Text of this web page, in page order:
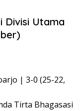
Divisi Utama
| 3-0 (25-22,
Tirta Bhagasasi